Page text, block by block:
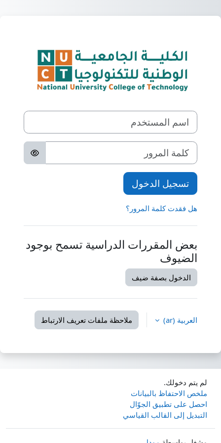
الدخول إلى National University College of Technology
اسم المستخدم
كلمة المرور
تسجيل الدخول
هل فقدت كلمة المرور؟
بعض المقررات الدراسية تسمح بوجود
الضيوف
الدخول بصفة ضيف
العربية ‎(ar)‎ ملاحظة ملفات تعريف الارتباط
لم يتم دخولك.
ملخص الاحتفاظ بالبيانات
احصل على تطبيق الجوّال
التبديل إلى القالب القياسي